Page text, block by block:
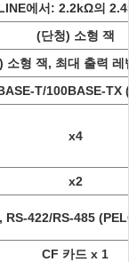
에서: 2.2kΩ의
(단청) 소형 잭
소형 잭, 최대 출력 레
T/100BASE-TX
x4
x2
RS-422/RS-485
CF 카드 x 1